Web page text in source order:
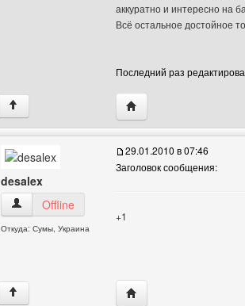
аккуратно и интересно на
Всё остальное достойное
Последний раз
↑ Посетить сайт
desalex
desalex Посмотреть профиль
Offline
Откуда: Сумы, Украина
29.01.2010 в 07:46
Заголовок сообщения:
+1
↑ Посетить сайт